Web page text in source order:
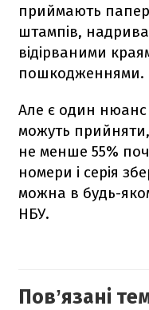
приймають
штампів,
відірваними
пошкодженнями.
Але є один
можуть
не менше 55%
номери і серія
можна в будь-
НБУ.
Повʼязані